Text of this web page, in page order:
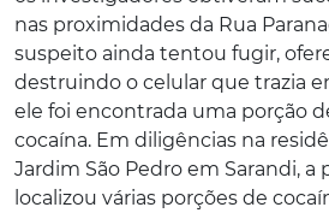
nas proximidades da Rua
suspeito ainda tentou fugir,
destruindo o celular que trazia
ele foi encontrada uma porção
cocaína. Em diligências na
Jardim São Pedro em Sarandi, a
localizou várias porções de